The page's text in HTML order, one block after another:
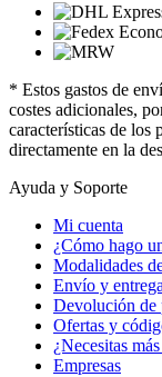
* Estos gastos de
costes adicionales,
características de los
directamente en la
Ayuda y Soporte
Mi cuenta
¿Cómo hago
Modalidades
Envío y entrega
Devolución de
Ofertas y
¿Necesitas
Empresas